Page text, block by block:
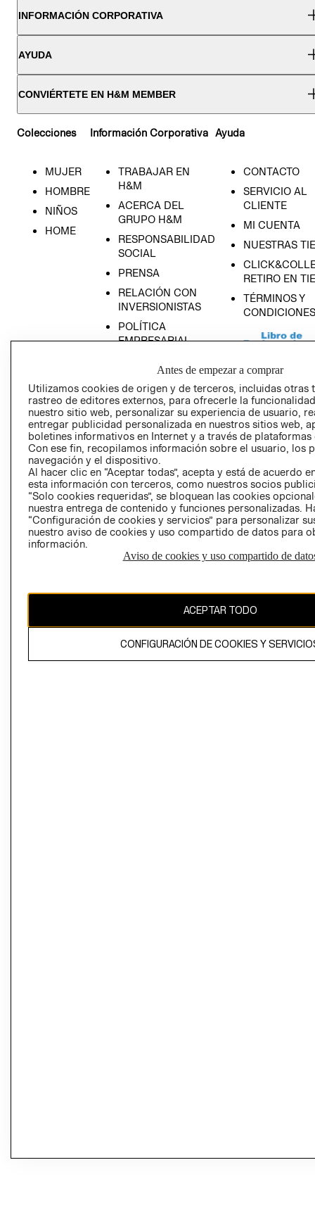
INFORMACIÓN CORPORATIVA
AYUDA
CONVIÉRTETE EN H&M MEMBER
Colecciones
MUJER
HOMBRE
NIÑOS
HOME
Información Corporativa
TRABAJAR EN
H&M
ACERCA DEL
GRUPO H&M
RESPONSABILIDAD
SOCIAL
PRENSA
RELACIÓN CON
INVERSIONISTAS
POLÍTICA
EMPRESARIAL
Ayuda
CONTACTO
SERVICIO AL
CLIENTE
MI CUENTA
NUESTRAS
RETIRO EN
TÉRMINOS Y
CONDICIONES
AVISO DE
PRIVACIDAD
GIFT CARD
El contenido de esta página web está protegido por copyright y es
Antes de empezar a comprar
Utilizamos cookies de origen y de terceros, incluidas otras
rastreo de editores externos, para ofrecerle la
nuestro sitio web, personalizar su experiencia de usuario,
entregar publicidad personalizada en nuestros sitios web,
boletines informativos en Internet y a través de plataformas
Con ese fin, recopilamos información sobre el usuario, los
navegación y el dispositivo.
Al hacer clic en “Aceptar todas”, acepta y está de acuerdo
esta información con terceros, como nuestros socios
“Solo cookies requeridas”, se bloquean las cookies
nuestra entrega de contenido y funciones personalizadas.
“Configuración de cookies y servicios” para personalizar
nuestro aviso de cookies y uso compartido de datos para
información.
Aviso de cookies y uso compartido de
ACEPTAR TODO
CONFIGURACIÓN DE COOKIES Y